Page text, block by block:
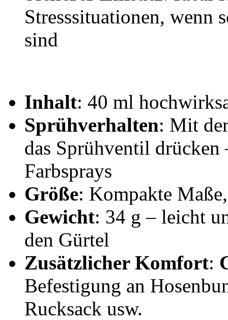
Stresssituationen, wenn
sind
Inhalt: 40 ml
Sprühverhalten: Mit
das Sprühventil drücken
Farbsprays
Größe: Kompakte
Gewicht: 34 g – leicht
den Gürtel
Zusätzlicher Komfort:
Befestigung an
Rucksack usw.